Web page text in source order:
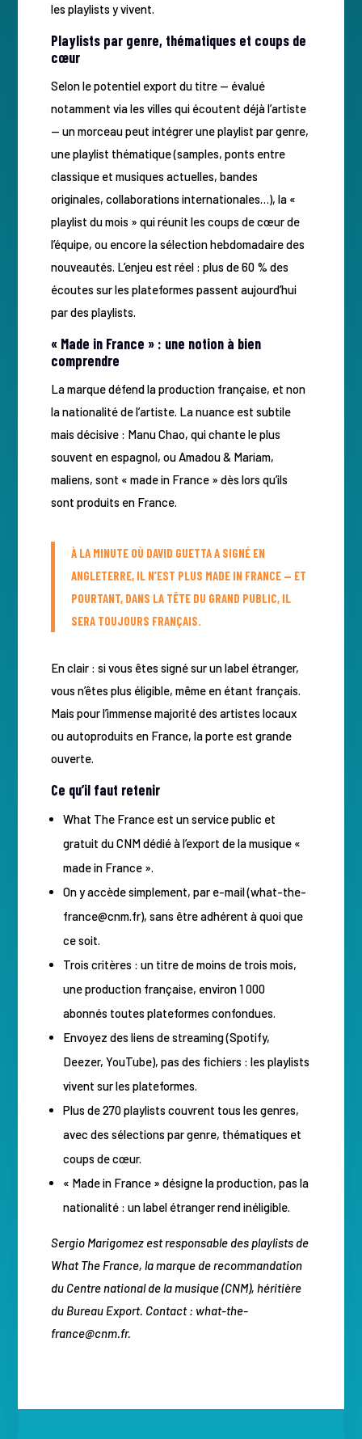
les playlists y vivent.
Playlists par genre, thématiques et coups de
cœur
Selon le potentiel export du titre — évalué
notamment via les villes qui écoutent déjà l’artiste
— un morceau peut intégrer une playlist par genre,
une playlist thématique (samples, ponts entre
classique et musiques actuelles, bandes
originales, collaborations internationales…), la «
playlist du mois » qui réunit les coups de cœur de
l’équipe, ou encore la sélection hebdomadaire des
nouveautés. L’enjeu est réel : plus de 60 % des
écoutes sur les plateformes passent aujourd’hui
par des playlists.
« Made in France » : une notion à bien
comprendre
La marque défend la production française, et non
la nationalité de l’artiste. La nuance est subtile
mais décisive : Manu Chao, qui chante le plus
souvent en espagnol, ou Amadou & Mariam,
maliens, sont « made in France » dès lors qu’ils
sont produits en France.
À LA MINUTE OÙ DAVID GUETTA A SIGNÉ EN
ANGLETERRE, IL N’EST PLUS MADE IN FRANCE — ET
POURTANT, DANS LA TÊTE DU GRAND PUBLIC, IL
SERA TOUJOURS FRANÇAIS.
En clair : si vous êtes signé sur un label étranger,
vous n’êtes plus éligible, même en étant français.
Mais pour l’immense majorité des artistes locaux
ou autoproduits en France, la porte est grande
ouverte.
Ce qu’il faut retenir
What The France est un service public et
gratuit du CNM dédié à l’export de la musique «
made in France ».
On y accède simplement, par e-mail (what-the-
france@cnm.fr), sans être adhérent à quoi que
ce soit.
Trois critères : un titre de moins de trois mois,
une production française, environ 1 000
abonnés toutes plateformes confondues.
Envoyez des liens de streaming (Spotify,
Deezer, YouTube), pas des fichiers : les playlists
vivent sur les plateformes.
Plus de 270 playlists couvrent tous les genres,
avec des sélections par genre, thématiques et
coups de cœur.
« Made in France » désigne la production, pas la
nationalité : un label étranger rend inéligible.
Sergio Marigomez est responsable des playlists de
What The France, la marque de recommandation
du Centre national de la musique (CNM), héritière
du Bureau Export. Contact : what-the-
france@cnm.fr.